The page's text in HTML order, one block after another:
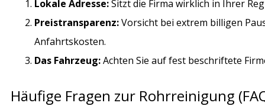
Lokale Adresse:Sitzt die Firma wirklich in Ihrer
Preistransparenz:Vorsicht bei extrem billigen
Anfahrtskosten.
Das Fahrzeug:Achten Sie auf fest beschriftete
Häufige Fragen zur Rohrreinigung